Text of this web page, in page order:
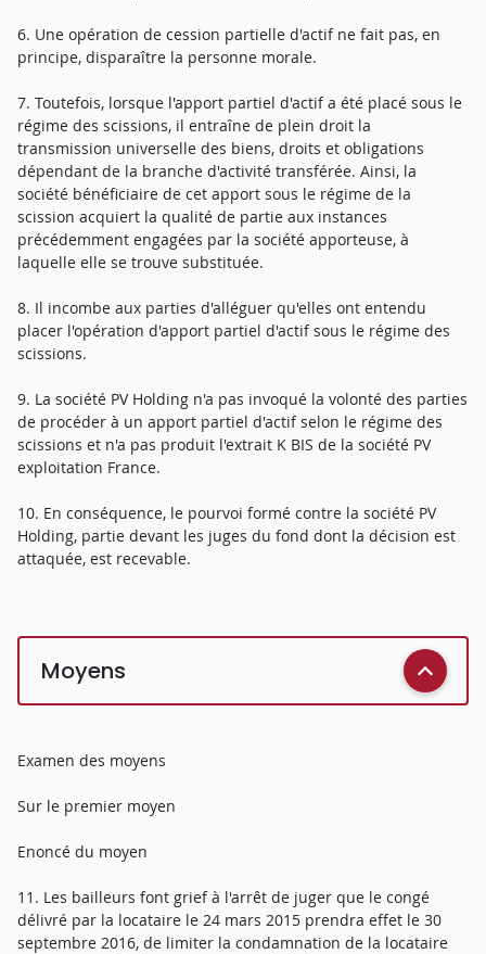
6. Une opération de cession partielle d'actif ne fait pas, en
principe, disparaître la personne morale.
7. Toutefois, lorsque l'apport partiel d'actif a été placé sous le
régime des scissions, il entraîne de plein droit la
transmission universelle des biens, droits et obligations
dépendant de la branche d'activité transférée. Ainsi, la
société bénéficiaire de cet apport sous le régime de la
scission acquiert la qualité de partie aux instances
précédemment engagées par la société apporteuse, à
laquelle elle se trouve substituée.
8. Il incombe aux parties d'alléguer qu'elles ont entendu
placer l'opération d'apport partiel d'actif sous le régime des
scissions.
9. La société PV Holding n'a pas invoqué la volonté des parties
de procéder à un apport partiel d'actif selon le régime des
scissions et n'a pas produit l'extrait K BIS de la société PV
exploitation France.
10. En conséquence, le pourvoi formé contre la société PV
Holding, partie devant les juges du fond dont la décision est
attaquée, est recevable.
Moyens
Examen des moyens
Sur le premier moyen
Enoncé du moyen
11. Les bailleurs font grief à l'arrêt de juger que le congé
délivré par la locataire le 24 mars 2015 prendra effet le 30
septembre 2016, de limiter la condamnation de la locataire